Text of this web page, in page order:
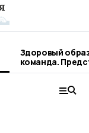
Здоровый
команда.
наукограда